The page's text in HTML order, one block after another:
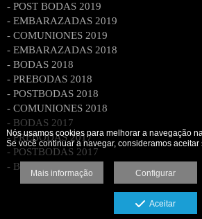
- POST BODAS 2019
- EMBARAZADAS 2019
- COMUNIONES 2019
- EMBARAZADAS 2018
- BODAS 2018
- PREBODAS 2018
- POSTBODAS 2018
- COMUNIONES 2018
- BODAS 2017
- PREBODAS 2017
- POSTBODAS 2017
- BODAS 2016
Nós usamos cookies para melhorar a navegação
Se você continuar a navegar, consideramos aceitar
Mais informação Configurar
Aceitar